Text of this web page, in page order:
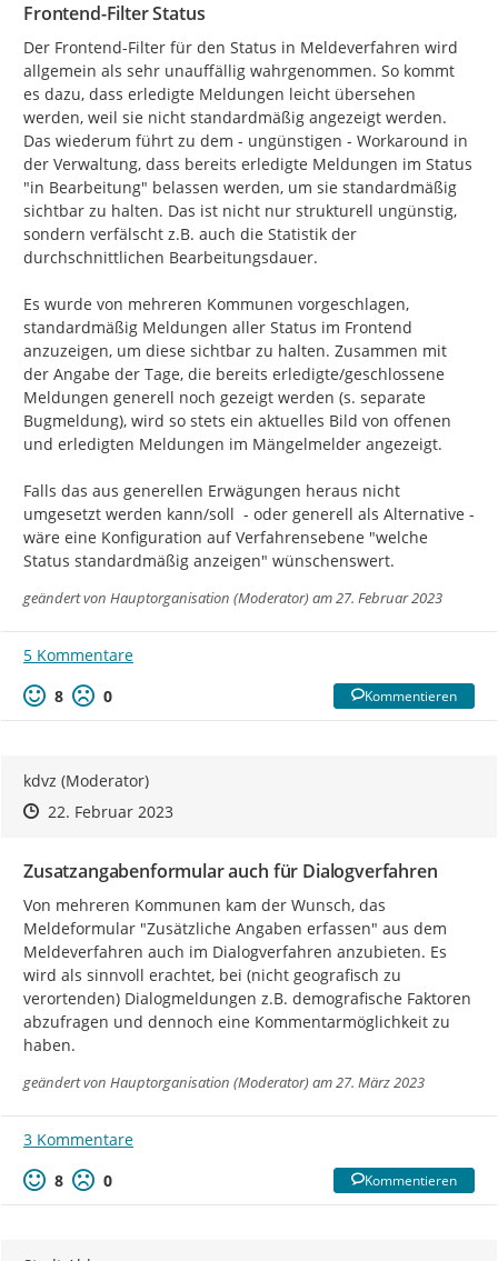
Frontend-Filter Status
Der Frontend-Filter für den Status in Meldeverfahren wird
allgemein als sehr unauffällig wahrgenommen. So kommt
es dazu, dass erledigte Meldungen leicht übersehen
werden, weil sie nicht standardmäßig angezeigt werden.
Das wiederum führt zu dem - ungünstigen - Workaround in
der Verwaltung, dass bereits erledigte Meldungen im Status
"in Bearbeitung" belassen werden, um sie standardmäßig
sichtbar zu halten. Das ist nicht nur strukturell ungünstig,
sondern verfälscht z.B. auch die Statistik der
durchschnittlichen Bearbeitungsdauer.
Es wurde von mehreren Kommunen vorgeschlagen,
standardmäßig Meldungen aller Status im Frontend
anzuzeigen, um diese sichtbar zu halten. Zusammen mit
der Angabe der Tage, die bereits erledigte/geschlossene
Meldungen generell noch gezeigt werden (s. separate
Bugmeldung), wird so stets ein aktuelles Bild von offenen
und erledigten Meldungen im Mängelmelder angezeigt.
Falls das aus generellen Erwägungen heraus nicht
umgesetzt werden kann/soll  - oder generell als Alternative -
wäre eine Konfiguration auf Verfahrensebene "welche
Status standardmäßig anzeigen" wünschenswert.
geändert von Hauptorganisation (Moderator)am 27. Februar 2023
5 Kommentare
8
0 Kommentieren
kdvz (Moderator)
Zeitpunkt des Erstellens
Zeitpunkt des Erstellens
22. Februar 2023Zur Äußerung
Zusatzangabenformular auch für Dialogverfahren
Von mehreren Kommunen kam der Wunsch, das
Meldeformular "Zusätzliche Angaben erfassen" aus dem
Meldeverfahren auch im Dialogverfahren anzubieten. Es
wird als sinnvoll erachtet, bei (nicht geografisch zu
verortenden) Dialogmeldungen z.B. demografische Faktoren
abzufragen und dennoch eine Kommentarmöglichkeit zu
haben.
geändert von Hauptorganisation (Moderator)am 27. März 2023
3 Kommentare
8
0 Kommentieren